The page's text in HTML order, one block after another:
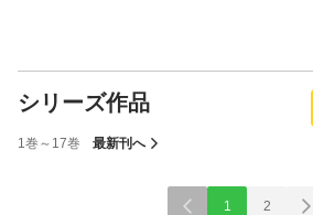
シリーズ作品
1巻～17巻 最新刊へ
1 2